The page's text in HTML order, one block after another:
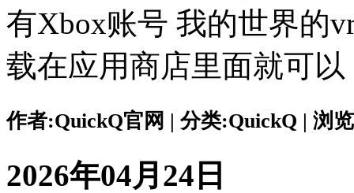
有Xbox账号 我的世界的
载在应用商店里面就可以
作者:QuickQ官网 | 分类:QuickQ | 浏
2026年04月24日